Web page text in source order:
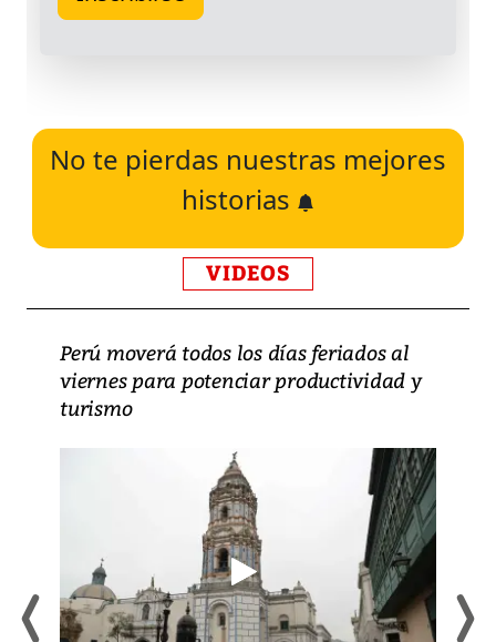
No te pierdas nuestras mejores
historias
VIDEOS
Perú moverá todos los días feriados al
viernes para potenciar productividad y
turismo